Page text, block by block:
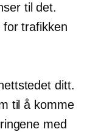
til det.
trafikken
ditt.
til å komme
med